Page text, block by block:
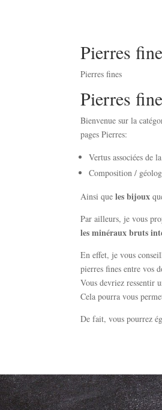
Pierres
Pierres fines
Pierres
Bienvenue sur la
pages Pierres:
Vertus associées de
Composition /
Ainsi queles bijoux
Par ailleurs, je vous
les minéraux bruts
En effet, je vous
pierres fines entre vos
Vous devriez ressentir
Cela pourra vous
De fait, vous pourrez